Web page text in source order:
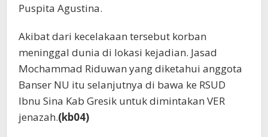
Puspita Agustina.
Akibat dari kecelakaan tersebut korban
meninggal dunia di lokasi kejadian. Jasad
Mochammad Riduwan yang diketahui anggota
Banser NU itu selanjutnya di bawa ke RSUD
Ibnu Sina Kab Gresik untuk dimintakan VER
jenazah.(kb04)